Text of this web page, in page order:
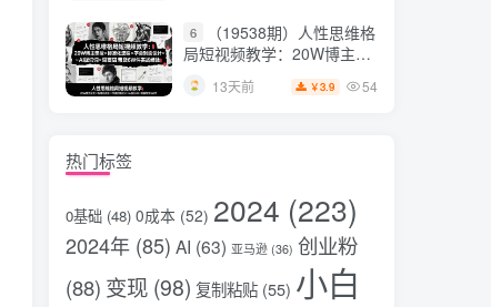
6
（19538期）人性思维格
局短视频教学：20W博主亲
授×标准化流程×字幕封面设
计×AI提示词×橱窗带货6W
13天前 ￥3.9 54
热门标签
0基础 (48) 0成本 (52) 2024 (223)
2024年 (85) AI (63) 亚马逊 (36) 创业粉
(88) 变现 (98) 复制粘贴 (55) 小白